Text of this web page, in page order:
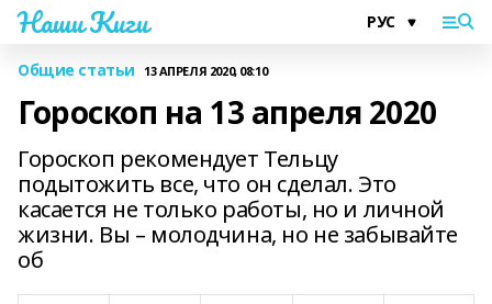
Наши Киги
Общие статьи 13 АПРЕЛЯ 2020, 08:10
Гороскоп на 13 апреля 2020
Гороскоп рекомендует Тельцу
подытожить все, что он сделал. Это
касается не только работы, но и личной
жизни. Вы – молодчина, но не забывайте
об